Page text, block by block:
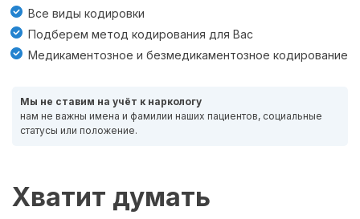
Все виды кодировки
Подберем метод кодирования для Вас
Медикаментозное и безмедикаментозное кодирование
Мы не ставим на учёт к наркологу
нам не важны имена и фамилии наших пациентов, социальные
статусы или положение.
Хватит думать